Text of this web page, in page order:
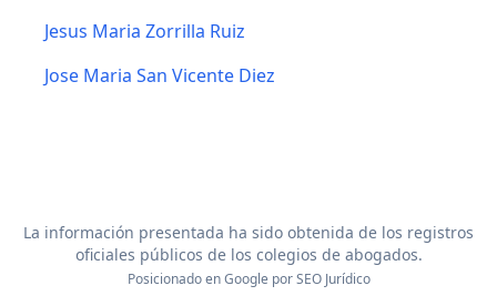
Jesus Maria Zorrilla Ruiz
Jose Maria San Vicente Diez
La información presentada ha sido obtenida de los registros
oficiales públicos de los colegios de abogados.
Posicionado en Google porSEO Jurídico